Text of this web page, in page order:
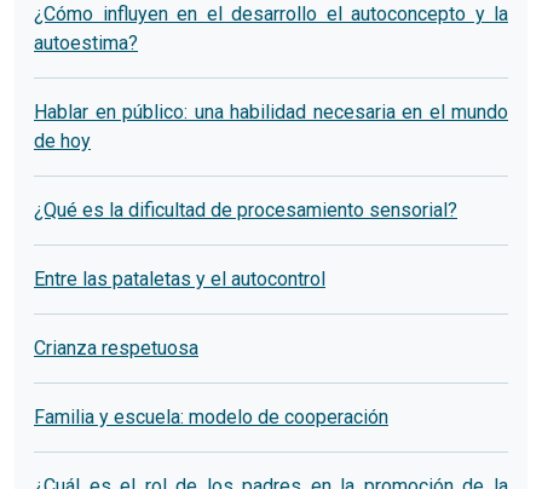
¿Cómo influyen en el desarrollo el autoconcepto y la
autoestima?
Hablar en público: una habilidad necesaria en el mundo
de hoy
¿Qué es la dificultad de procesamiento sensorial?
Entre las pataletas y el autocontrol
Crianza respetuosa
Familia y escuela: modelo de cooperación